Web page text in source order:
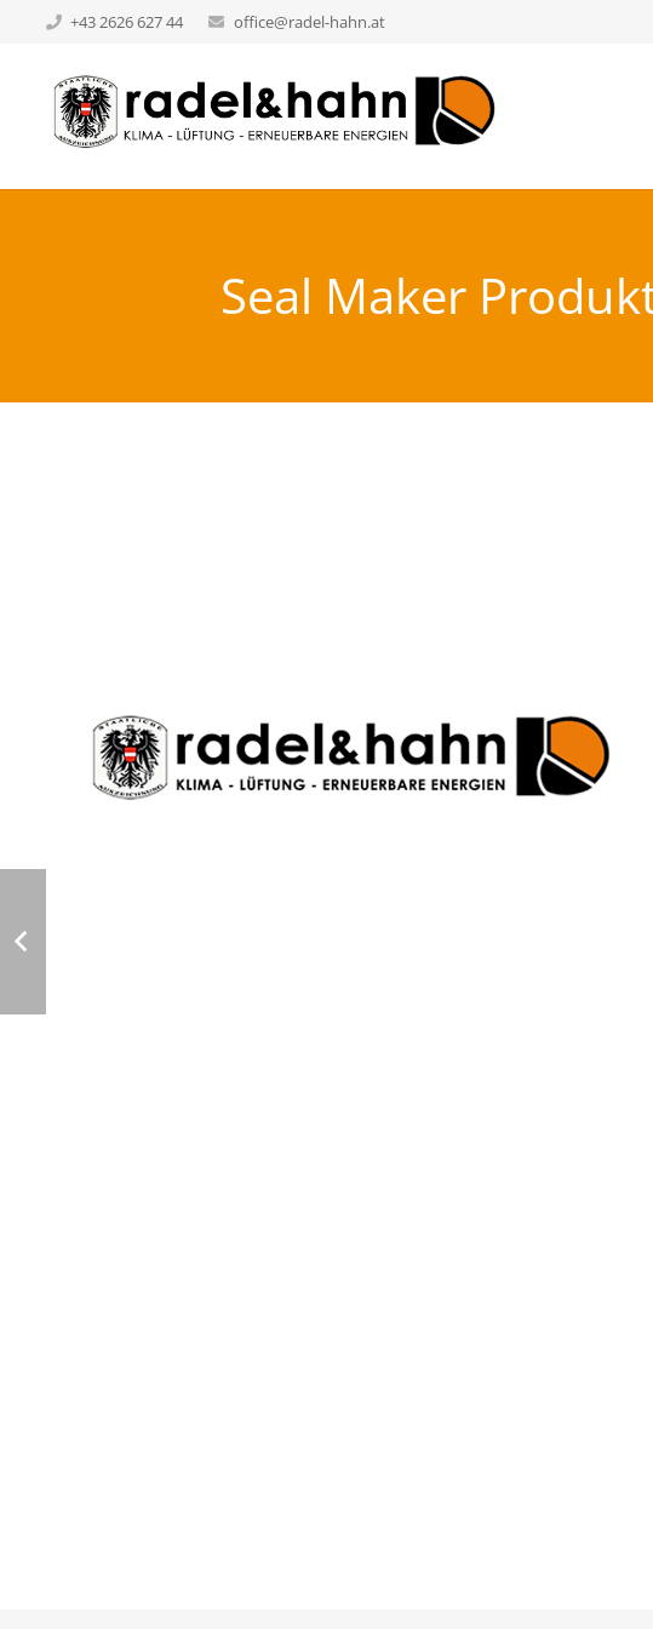
+43 2626 627 44 office@radel-hahn.at
Seal Maker